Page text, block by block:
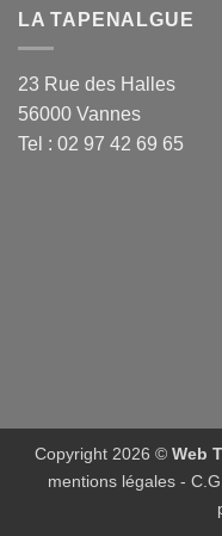
LA TAPENALGUE
23 Rue des Halles
56000 Vannes
Tel : 02 97 42 69 65
Copyright 2026 © Web
mentions légales -